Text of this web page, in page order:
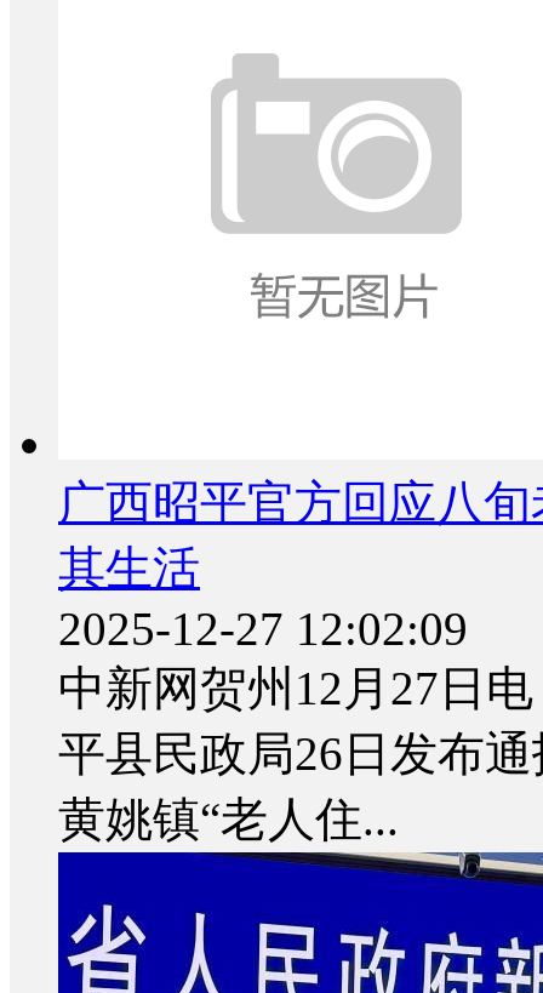
广西昭平官方回应八
其生活
2025-12-27 12:02:09
中新网贺州12月27日
平县民政局26日发布
黄姚镇“老人住...